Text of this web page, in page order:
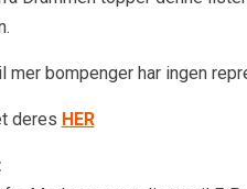
mer bompenger har ingen
deres HER